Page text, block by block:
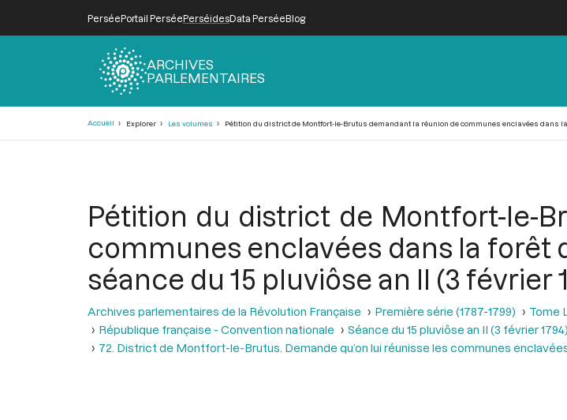
PerséePortail PerséePerséidesData PerséeBlog
ARCHIVES
PARLEMENTAIRES
Accueil Explorer Les volumes Pétition du district de Montfort-le-Brutus demandant la réunion de communes enclavées dans
Pétition du district de Montfort-le-
communes enclavées dans la forêt
séance du 15 pluviôse an II (3 février
Archives parlementaires de la Révolution Française Première série (1787-1799)
Tome
République française - Convention nationale
Séance du 15 pluviôse an II (3 février 1794)
72. District de Montfort-le-Brutus. Demande qu’on lui réunisse les communes